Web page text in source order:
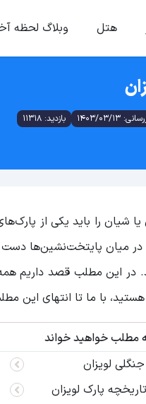
هتل وبلاگ لحظه
1403/03/13 بازدید: 11318
یا شیان را باید یکی از
در میان پایتخت‌نشین‌ها
در این مطلب قصد داریم همه
با ما تا انتهای این
مطلب خواهید خواند
لویزان
پارک لویزان